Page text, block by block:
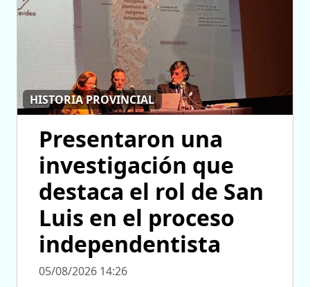
HISTORIA PROVINCIAL
Presentaron una
investigación que
destaca el rol de San
Luis en el proceso
independentista
05/08/2026 14:26